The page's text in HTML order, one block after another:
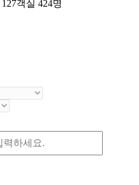
객실 424명